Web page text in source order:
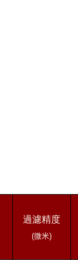
過濾精度
(微米)